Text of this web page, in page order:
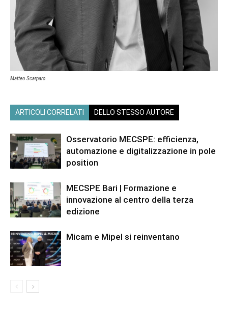
Matteo Scarparo
ARTICOLI CORRELATI DELLO STESSO AUTORE
Osservatorio MECSPE: efficienza,
automazione e digitalizzazione in pole
position
MECSPE Bari | Formazione e
innovazione al centro della terza
edizione
Micam e Mipel si reinventano